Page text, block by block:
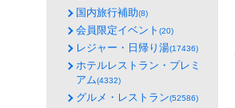
国内旅行補助(8)
会員限定イベント (20)
レジャー・日帰り湯(17436)
ホテルレストラン・プレミ
アム(4332)
グルメ・レストラン(52586)